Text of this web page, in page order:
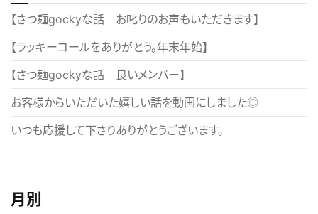
ー
ョ
ン
【さつ麺gockyな話 お叱りのお声もいただきます】
【ラッキーコールをありがとう。年末年始】
【さつ麺gockyな話 良いメンバー】
お客様からいただいた嬉しい話を動画にしました◎
いつも応援して下さりありがとうございます。
月別